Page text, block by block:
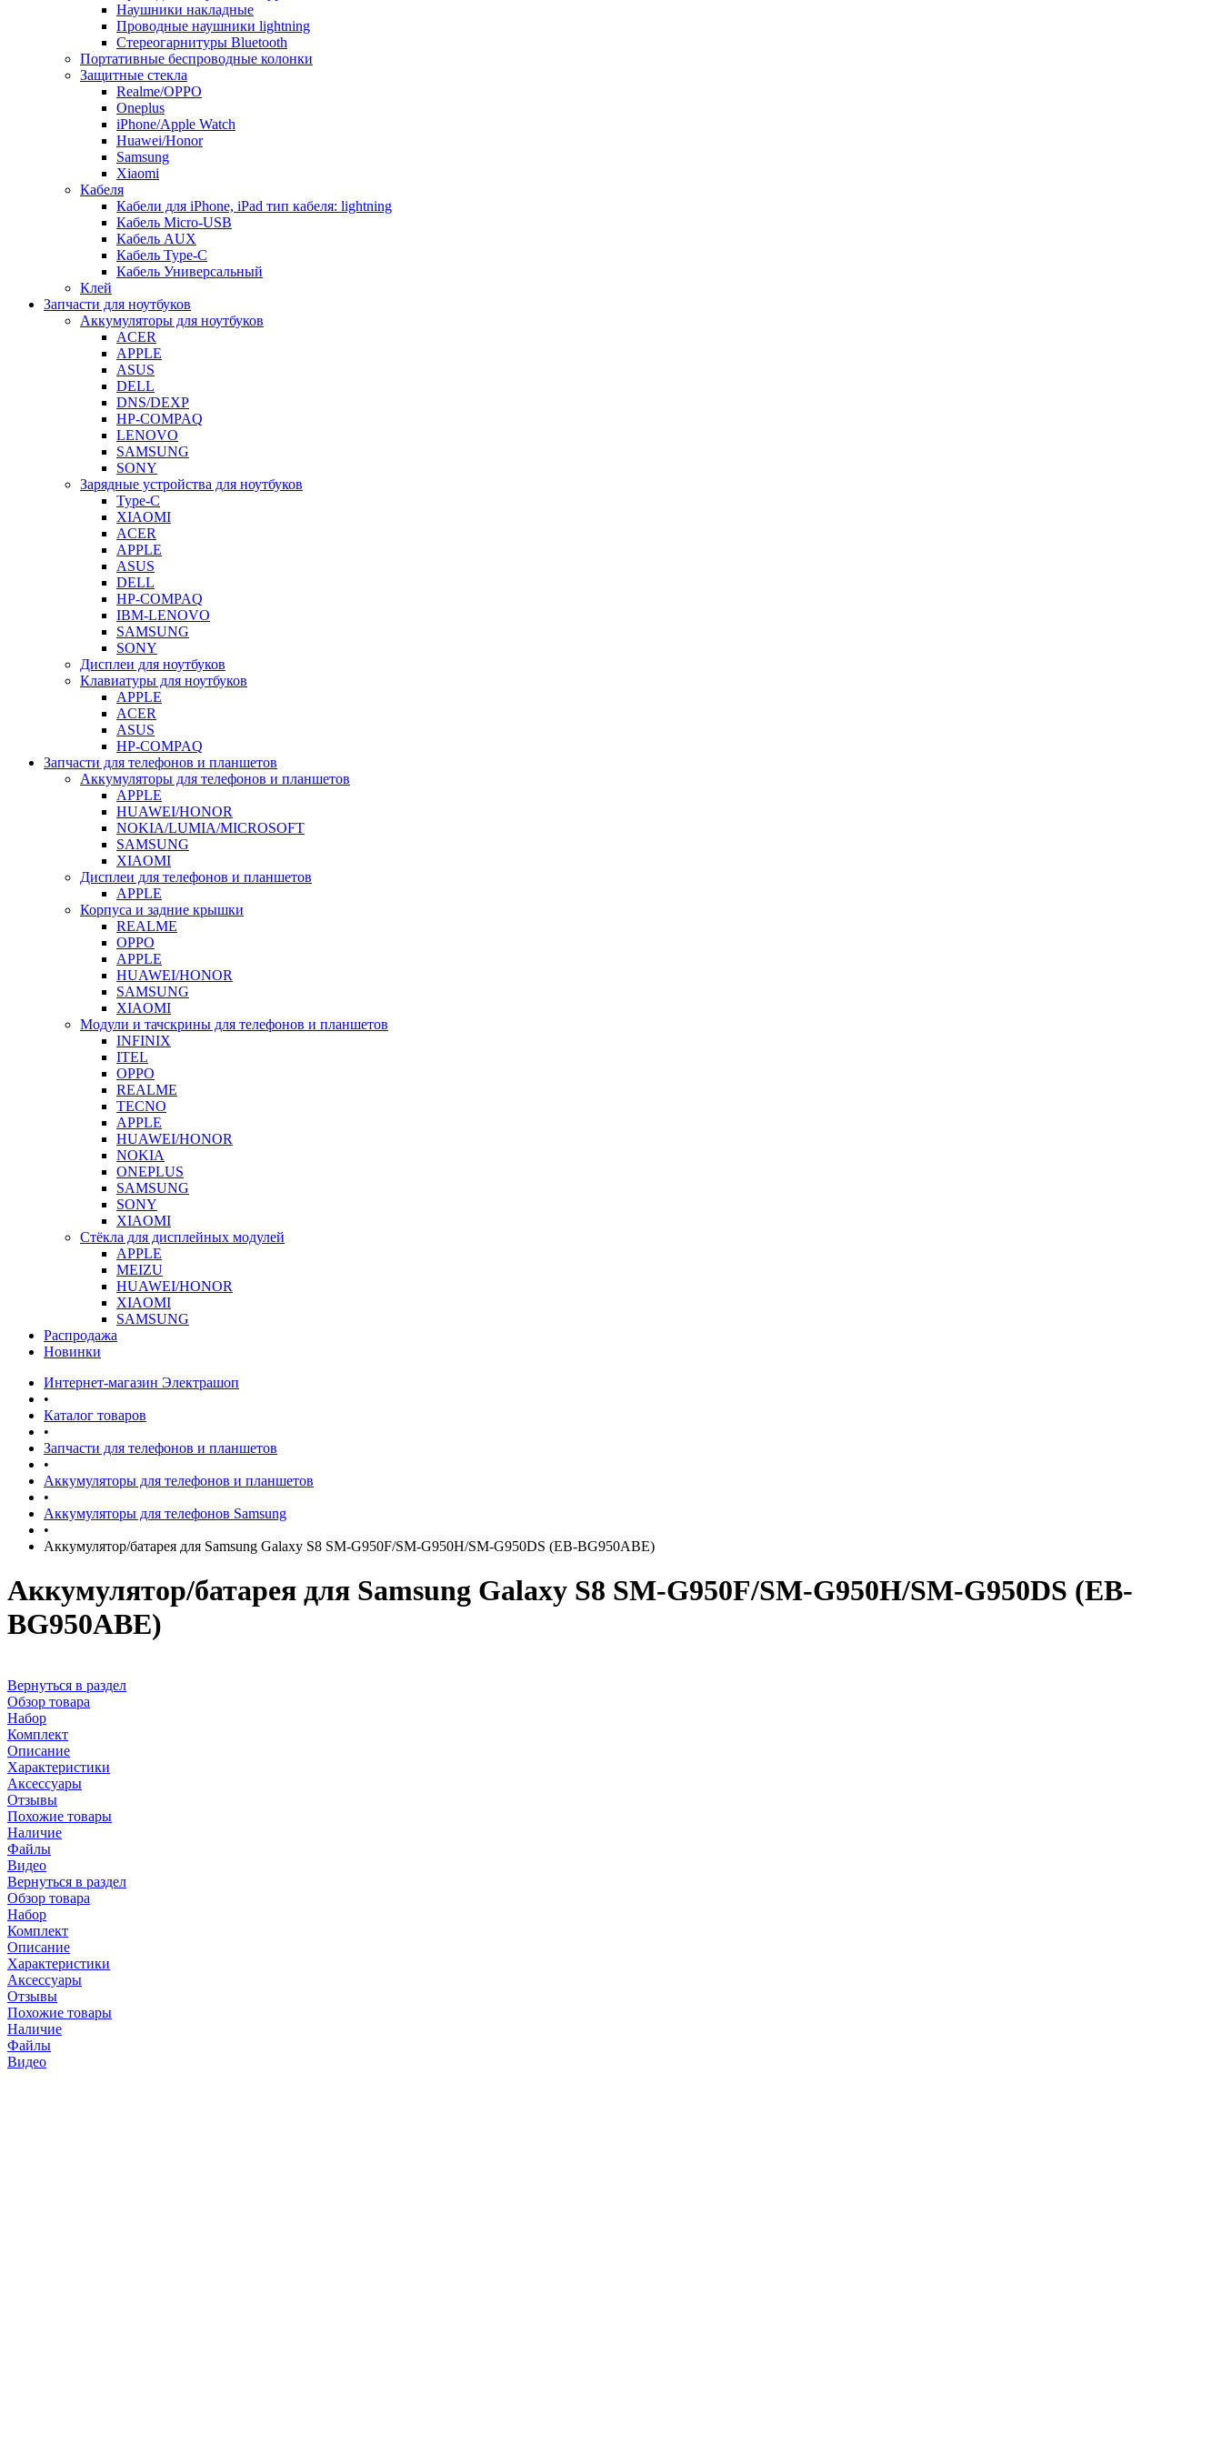
Наушники накладные
Проводные наушники lightning
Стереогарнитуры Bluetooth
Портативные беспроводные колонки
Защитные стекла
Realme/OPPO
Oneplus
iPhone/Apple Watch
Huawei/Honor
Samsung
Xiaomi
Кабеля
Кабели для iPhone, iPad тип кабеля: lightning
Кабель Micro-USB
Кабель AUX
Кабель Type-C
Кабель Универсальный
Клей
Запчасти для ноутбуков
Аккумуляторы для ноутбуков
ACER
APPLE
ASUS
DELL
DNS/DEXP
HP-COMPAQ
LENOVO
SAMSUNG
SONY
Зарядные устройства для ноутбуков
Type-C
XIAOMI
ACER
APPLE
ASUS
DELL
HP-COMPAQ
IBM-LENOVO
SAMSUNG
SONY
Дисплеи для ноутбуков
Клавиатуры для ноутбуков
APPLE
ACER
ASUS
HP-COMPAQ
Запчасти для телефонов и планшетов
Аккумуляторы для телефонов и планшетов
APPLE
HUAWEI/HONOR
NOKIA/LUMIA/MICROSOFT
SAMSUNG
XIAOMI
Дисплеи для телефонов и планшетов
APPLE
Корпуса и задние крышки
REALME
OPPO
APPLE
HUAWEI/HONOR
SAMSUNG
XIAOMI
Модули и тачскрины для телефонов и планшетов
INFINIX
ITEL
OPPO
REALME
TECNO
APPLE
HUAWEI/HONOR
NOKIA
ONEPLUS
SAMSUNG
SONY
XIAOMI
Стёкла для дисплейных модулей
APPLE
MEIZU
HUAWEI/HONOR
XIAOMI
SAMSUNG
Распродажа
Новинки
Интернет-магазин Электрашоп
•
Каталог товаров
•
Запчасти для телефонов и планшетов
•
Аккумуляторы для телефонов и планшетов
•
Аккумуляторы для телефонов Samsung
•
Аккумулятор/батарея для Samsung Galaxy S8 SM-G950F/SM-G950H/SM-G950DS (EB-BG950ABE)
Аккумулятор/батарея для Samsung Galaxy S8 SM-G950F/SM-G950H/SM-G950DS (EB-
BG950ABE)
Вернуться в раздел
Обзор товара
Набор
Комплект
Описание
Характеристики
Аксессуары
Отзывы
Похожие товары
Наличие
Файлы
Видео
Вернуться в раздел
Обзор товара
Набор
Комплект
Описание
Характеристики
Аксессуары
Отзывы
Похожие товары
Наличие
Файлы
Видео